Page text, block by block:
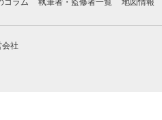
コラム 執筆者・監修者一覧 地図情報
会社